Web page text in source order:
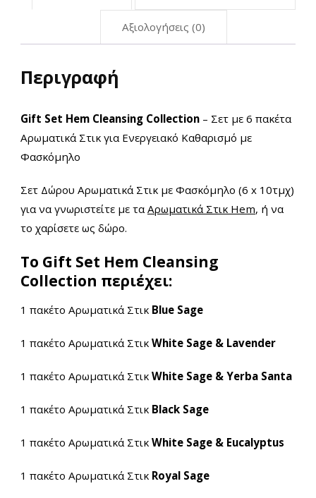
Αξιολογήσεις (0)
Περιγραφή
Gift Set Hem Cleansing Collection – Σετ με 6 πακέτα
Αρωματικά Στικ για Ενεργειακό Καθαρισμό με
Φασκόμηλο
Σετ Δώρου Αρωματικά Στικ με Φασκόμηλο (6 x 10τμχ)
για να γνωριστείτε με ταΑρωματικά Στικ Hem, ή να
το χαρίσετε ως δώρο.
Το Gift Set Hem Cleansing
Collection περιέχει:
1 πακέτο Αρωματικά Στικ Blue Sage
1 πακέτο Αρωματικά Στικ White Sage & Lavender
1 πακέτο Αρωματικά Στικ White Sage & Yerba Santa
1 πακέτο Αρωματικά Στικ Black Sage
1 πακέτο Αρωματικά Στικ White Sage & Eucalyptus
1 πακέτο Αρωματικά Στικ Royal Sage